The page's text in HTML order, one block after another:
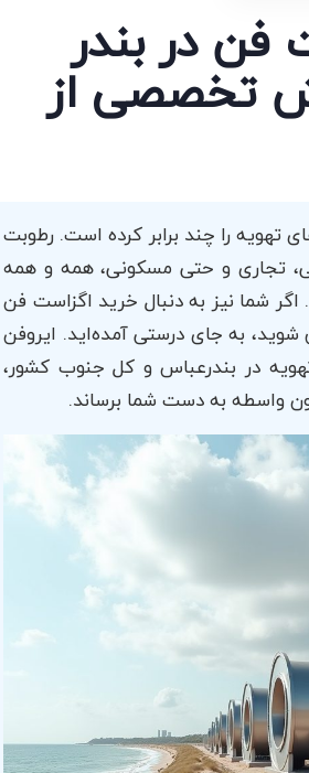
فن در بندر
تخصصی از
تهویه را چند برابر کرده است. رطوبت
تجاری و حتی مسکونی، همه و همه
شما نیز به دنبال خرید اگزاست فن
به جای درستی آمده‌اید. ایروفن
در بندرعباس و کل جنوب کشور،
واسطه به دست شما برساند.